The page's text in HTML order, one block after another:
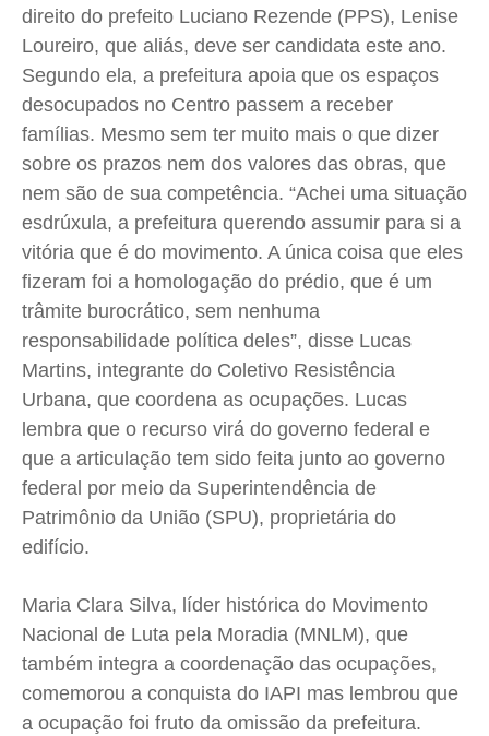
direito do prefeito Luciano Rezende (PPS), Lenise
Loureiro, que aliás, deve ser candidata este ano.
Segundo ela, a prefeitura apoia que os espaços
desocupados no Centro passem a receber
famílias. Mesmo sem ter muito mais o que dizer
sobre os prazos nem dos valores das obras, que
nem são de sua competência. “Achei uma situação
esdrúxula, a prefeitura querendo assumir para si a
vitória que é do movimento. A única coisa que eles
fizeram foi a homologação do prédio, que é um
trâmite burocrático, sem nenhuma
responsabilidade política deles”, disse Lucas
Martins, integrante do Coletivo Resistência
Urbana, que coordena as ocupações. Lucas
lembra que o recurso virá do governo federal e
que a articulação tem sido feita junto ao governo
federal por meio da Superintendência de
Patrimônio da União (SPU), proprietária do
edifício.
Maria Clara Silva, líder histórica do Movimento
Nacional de Luta pela Moradia (MNLM), que
também integra a coordenação das ocupações,
comemorou a conquista do IAPI mas lembrou que
a ocupação foi fruto da omissão da prefeitura.